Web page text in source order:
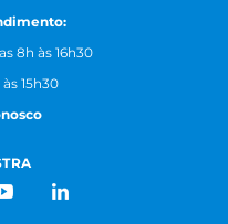
8h às 16h30
15h30